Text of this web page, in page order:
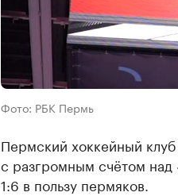
Фото: РБК Пермь
Пермский хоккейный
с разгромным счётом
1:6 в пользу пермяков.